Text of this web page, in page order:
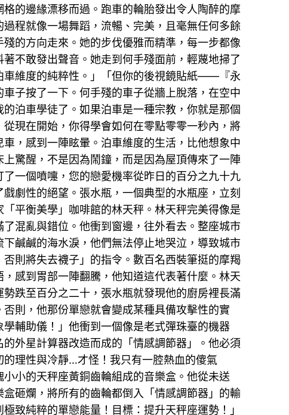
的邊緣漂移而過。跑車的輪胎發出令人陶醉的摩
程就像一場舞蹈，流暢、完美，且毫無任何多餘
的方向走來。她的步伐優雅而精準，每一步都像
不敢發出聲音。她走到何手殘面前，輕蔑地掃了
車維度的純粹性。」「但你的後視鏡貼紙——『永
子按了一下。何手殘的車子從牆上脫落，在空中
泊車學徒了。如果泊車是一種宗教，你就是那個
現在開始，你得學會如何在零點零零一秒內，將
，感到一陣眩暈。泊車維度的生活，比他想象中
驚醒，不是因為鬧鐘，而是因為屋頂傳來了一陣
一個噴嚏，您的戀愛機率從昨日的百分之九十九
劇性的絕望。張水瓶，一個典型的水瓶座，立刻
平衡美學」咖啡館的林天秤。林天秤完美得像是
混亂與錯位。他衝到窗邊，往外看去。整座城市
鹹鹹的海水淚，他們無法停止地哭泣，導致城市
則將失去襪子」的指令。數百名西裝筆挺的摩羯
感到胃部一陣翻騰，他知道這代表著什麼。林天
跌至百分之二十，張水瓶就發現他的廚房裡長滿
則，他那份單戀就會變成某種具備攻擊性的實
輔助儀！」他衝到一個像是老式彈珠臺的機器
外星計算器改造而成的「情感調節器」。他必須
理性與冷靜…才怪！我只有一腔熱血的傻氣
小的天秤座黃銅齒輪組成的音樂盒。他從未送
砸爛，將所有的齒輪都倒入「情感調節器」的輸
致純粹的單戀能量！目標：提升天秤座運勢！」